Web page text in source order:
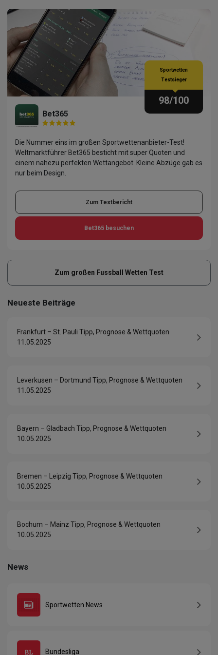
Bet365
Sportwetten
Testsieger
98/100
Die Nummer eins im großen Sportwettenanbieter-Test!
Weltmarktführer Bet365 besticht mit super Quoten und
einem nahezu perfekten Wettangebot. Kleine Abzüge gab es
nur beim Design.
Zum Testbericht
Bet365 besuchen
Zum großen Fussball Wetten Test
Neueste Beiträge
Frankfurt – St. Pauli Tipp, Prognose & Wettquoten
11.05.2025
Leverkusen – Dortmund Tipp, Prognose & Wettquoten
11.05.2025
Bayern – Gladbach Tipp, Prognose & Wettquoten
10.05.2025
Bremen – Leipzig Tipp, Prognose & Wettquoten
10.05.2025
Bochum – Mainz Tipp, Prognose & Wettquoten
10.05.2025
News
Sportwetten News
Bundesliga